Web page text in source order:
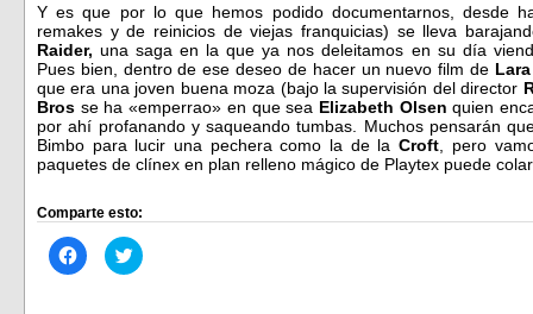
Y es que por lo que hemos podido documentarnos, desde
remakes y de reinicios de viejas franquicias) se lleva
Raider, una saga en la que ya nos deleitamos en su día
Pues bien, dentro de ese deseo de hacer un nuevo film de
que era una joven buena moza (bajo la supervisión del director
Bros se ha «emperrao» en que sea Elizabeth Olsen quien
por ahí profanando y saqueando tumbas. Muchos pensarán
Bimbo para lucir una pechera como la de laCroft , pero
paquetes de clínex en plan relleno mágico de Playtex puede
Comparte esto:
Haz
clic
Haz
clic